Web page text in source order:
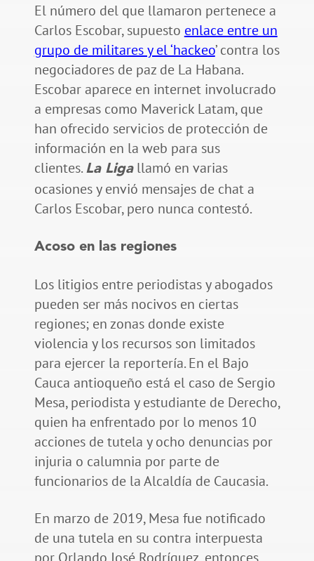
El número del que llamaron pertenece a
Carlos Escobar, supuesto enlace entre un
grupo de militares y el ‘hackeo’ contra los
negociadores de paz de La Habana.
Escobar aparece en internet involucrado
a empresas como Maverick Latam, que
han ofrecido servicios de protección de
información en la web para sus
clientes. La Ligallamó en varias
ocasiones y envió mensajes de chat a
Carlos Escobar, pero nunca contestó.
Acoso en las regiones
Los litigios entre periodistas y abogados
pueden ser más nocivos en ciertas
regiones; en zonas donde existe
violencia y los recursos son limitados
para ejercer la reportería. En el Bajo
Cauca antioqueño está el caso de Sergio
Mesa, periodista y estudiante de Derecho,
quien ha enfrentado por lo menos 10
acciones de tutela y ocho denuncias por
injuria o calumnia por parte de
funcionarios de la Alcaldía de Caucasia.
En marzo de 2019, Mesa fue notificado
de una tutela en su contra interpuesta
por Orlando José Rodríguez, entonces